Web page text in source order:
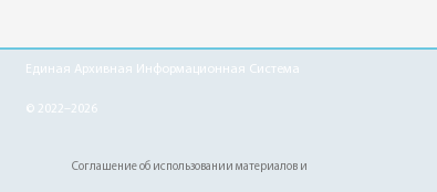
Единая Архивная Информационная Система
© 2022–2026
Соглашение об использовании материалов и